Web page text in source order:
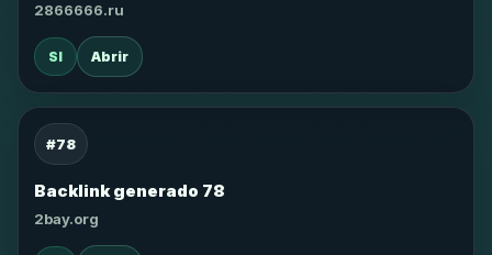
2866666.ru
SI Abrir
#78
Backlink generado 78
2bay.org